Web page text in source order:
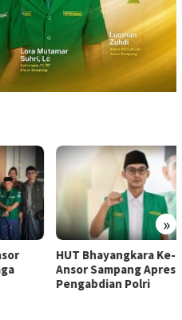
»
HUT Bhayangkara Ke-80: GP
Ansor Sampang Apresiasi
Pengabdian Polri